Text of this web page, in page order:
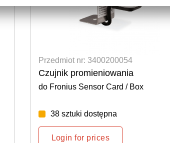
Przedmiot nr: 3400200054
Czujnik promieniowania
do Fronius Sensor Card / Box
38 sztuki dostępna
Login for prices